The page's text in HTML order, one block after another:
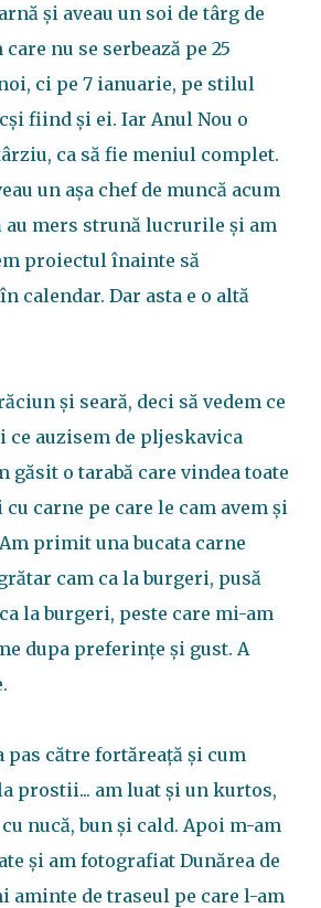
și aveau un soi de târg de
nu se serbează pe 25
ci pe 7 ianuarie, pe stilul
fiind și ei. Iar Anul Nou o
ca să fie meniul complet.
un așa chef de muncă acum
au mers strună lucrurile și am
proiectul înainte să
calendar. Dar asta e o altă
și seară, deci să vedem ce
ce auzisem de pljeskavica
găsit o tarabă care vindea toate
carne pe care le cam avem și
primit una bucata carne
cam ca la burgeri, pusă
la burgeri, peste care mi-am
dupa preferințe și gust. A
pas către fortăreață și cum
prostii... am luat și un kurtos,
nucă, bun și cald. Apoi m-am
și am fotografiat Dunărea de
aminte de traseul pe care l-am